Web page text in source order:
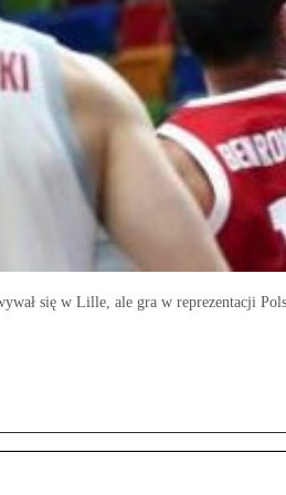
się w Lille, ale gra w reprezentacji